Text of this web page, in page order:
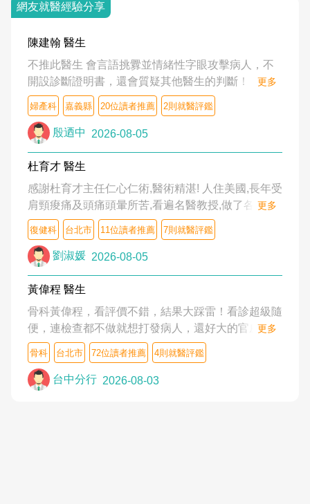
網友就醫經驗分享
陳建翰 醫生
不推此醫生 會言語挑釁並情緒性字眼攻擊病人，不
開設診斷證明書，還會質疑其他醫生的判斷！
更多
婦產科 嘉義縣 20位讀者推薦 2則就醫評鑑
殷迺中 2026-08-05
杜育才 醫生
感謝杜育才主任仁心仁術,醫術精湛! 人住美國,長年受
肩頸痠痛及頭痛頭暈所苦,看遍名醫教授,做了各種檢
查,也嘗試過西醫打針,中醫針灸及物理徒手治療都沒
有用,後來連吃到嗎啡類止痛藥都效果有限,只是壓症
狀,沒多久就痛起來,多年失眠嚴重影響生活品質. 台灣
網搜尋杜主任相關文章新聞跟網路評價之後,下定決
心飛回台北找杜醫師診治. 杜主任的乾針跟增生治療
真的很厲害,第一次乾針就覺得整個肩頸鬆開,回家特
除了打針超厲害,還會一直交代要改善姿勢跟好好做
運動,看診態度親切溫暖,真的是不可多得的良醫,大力
推荐!
更多
復健科 台北市 11位讀者推薦 7則就醫評鑑
劉淑媛 2026-08-05
黃偉程 醫生
骨科黃偉程，看評價不錯，結果大踩雷！看診超級隨
便，連檢查都不做就想打發病人，還好大的官威 ...
想詢問病情還被陰陽怪氣嘲諷一番。可能好評帶來的
大頭症，變得自負不尊重病人。醫術也不行，畢竟連
檢查都懶得做，治療會有用才怪。大家避雷吧！
更多
骨科 台北市 72位讀者推薦 4則就醫評鑑
台中分行 2026-08-03